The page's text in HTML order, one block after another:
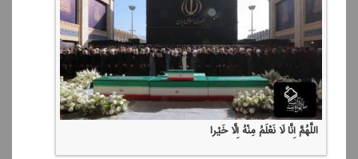
اللَّهُمَّ إِنَّا لَا نَعْلَمُ مِنْهُ إِلَّا خَیْرا